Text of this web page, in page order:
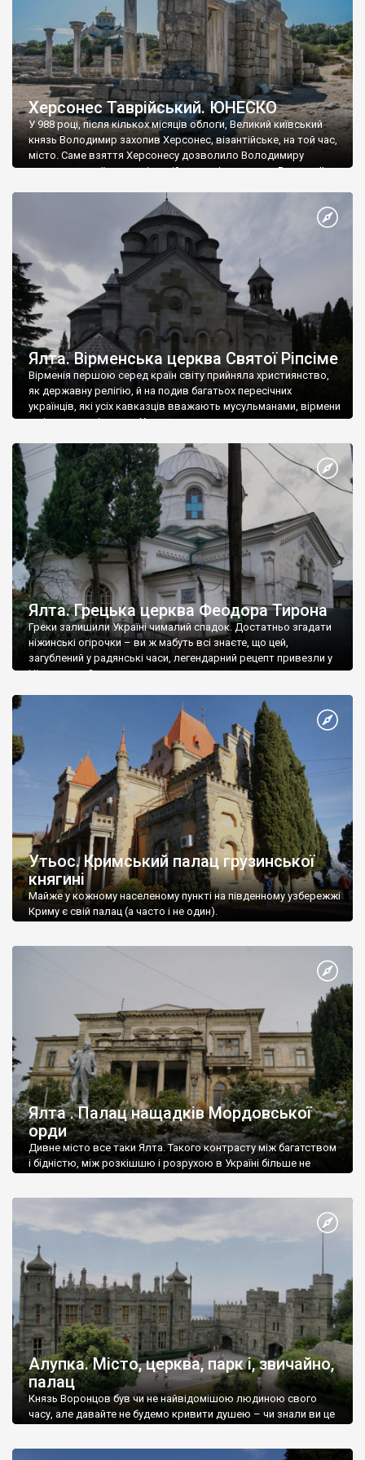
Херсонес Таврійський. ЮНЕСКО
У 988 році, після кількох місяців облоги, Великий київський
князь Володимир захопив Херсонес, візантійське, на той час,
місто. Саме взяття Херсонесу дозволило Володимиру
диктувати свої умови візантійському імператору Василю ІІ, та
Херсонесі Володимир-язичник, став Василем-християнином.
А потім було Хрещення Русі. На честь Херсонесу Таврійського
Ялта. Вірменська церква Святої Ріпсіме
Вірменія першою серед країн світу прийняла християнство,
як державну релігію, й на подив багатьох пересічних
українців, які усіх кавказців вважають мусульманами, вірмени
є відданими вірянами Христа
Ялта. Грецька церква Феодора Тирона
Греки залишили Україні чималий спадок. Достатньо згадати
ніжинські огірочки – ви ж мабуть всі знаєте, що цей,
загублений у радянські часи, легендарний рецепт привезли у
Ніжин греки?
Утьос. Кримський палац грузинської
княгині
Майже у кожному населеному пункті на південному узбережжі
Криму є свій палац (а часто і не один).
Ялта . Палац нащадків Мордовської
орди
Дивне місто все таки Ялта. Такого контрасту між багатством
і бідністю, між розкішшю і розрухою в Україні більше не
Алупка. Місто, церква, парк і, звичайно,
палац
Князь Воронцов був чи не найвідомішою людиною свого
часу, але давайте не будемо кривити душею – чи знали ви це